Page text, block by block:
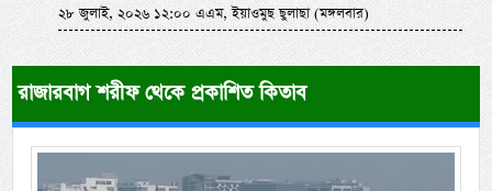
২৮ জুলাই, ২০২৬ ১২:০০ এএম, ইয়াওমুছ ছুলাছা (মঙ্গলবার)
রাজারবাগ শরীফ থেকে প্রকাশিত কিতাব